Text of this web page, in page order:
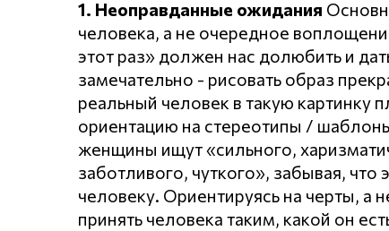
1. Неоправданные ожидания
человека, а не очередное
этот раз» должен нас долюбить и
замечательно - рисовать образ
реальный человек в такую картинку
ориентацию на стереотипы /
женщины ищут «сильного,
заботливого, чуткого», забывая, что
человеку. Ориентируясь на черты, а
принять человека таким, какой он